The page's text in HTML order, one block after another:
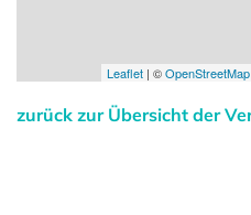
Leaflet | ©OpenStreetMap
zurück zur Übersicht der